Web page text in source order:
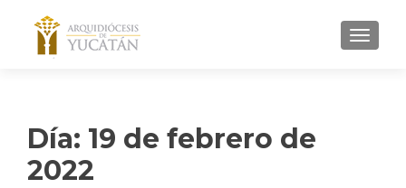
MENU
Día: 19 de febrero de
2022